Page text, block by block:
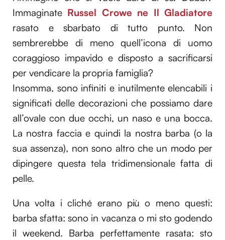
Immaginate Russel Crowe ne Il Gladiatore
rasato e sbarbato di tutto punto. Non
sembrerebbe di meno quell’icona di uomo
coraggioso impavido e disposto a sacrificarsi
per vendicare la propria famiglia?
Insomma, sono infiniti e inutilmente elencabili i
significati delle decorazioni che possiamo dare
all’ovale con due occhi, un naso e una bocca.
La nostra faccia e quindi la nostra barba (o la
sua assenza), non sono altro che un modo per
dipingere questa tela tridimensionale fatta di
pelle.
Una volta i cliché erano più o meno questi:
barba sfatta: sono in vacanza o mi sto godendo
il weekend. Barba perfettamente rasata: sto